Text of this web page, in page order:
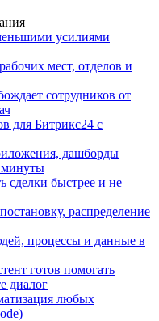
усилиями
мест, отделов и
сотрудников от
для Битрикс24 с
дашборды
минуты
сделки быстрее и не
распределение
процессы и данные в
готов помогать
диалог
любых